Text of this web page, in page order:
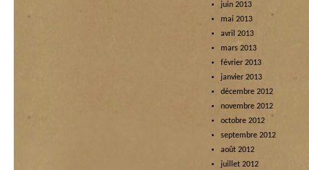
juin 2013
mai 2013
avril 2013
mars 2013
février 2013
janvier 2013
décembre 2012
novembre 2012
octobre 2012
septembre 2012
août 2012
juillet 2012